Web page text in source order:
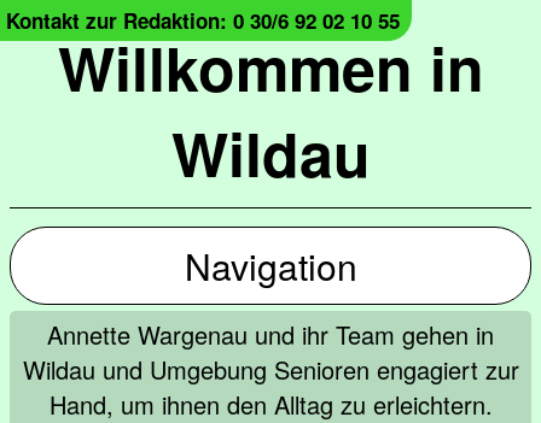
Willkommen in
Wildau
Kontakt zur Redaktion: 0 30/6 92 02 10 55
Navigation
Annette Wargenau und ihr Team gehen in
Wildau und Umgebung Senioren engagiert zur
Hand, um ihnen den Alltag zu erleichtern.